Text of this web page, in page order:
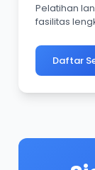
Pelatihan
fasilitas
Daftar